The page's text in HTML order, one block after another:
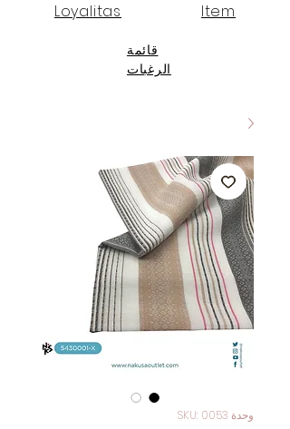
Loyalitas Item
قائمة
الرغبات
وحدة SKU: 0053